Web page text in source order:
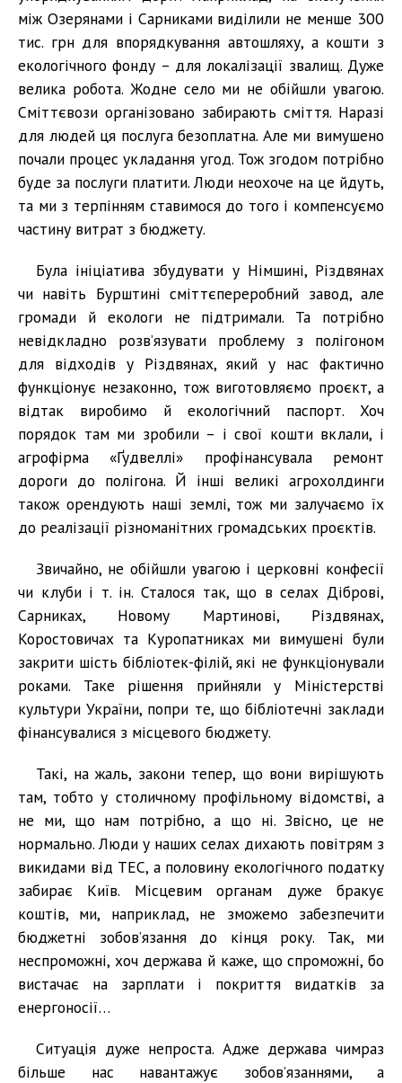
між Озерянами і Сарниками виділили не менше 300
тис. грн для впорядкування автошляху, а кошти з
екологічного фонду – для локалізації звалищ. Дуже
велика робота. Жодне село ми не обійшли увагою.
Сміттєвози організовано забирають сміття. Наразі
для людей ця послуга безоплатна. Але ми вимушено
почали процес укладання угод. Тож згодом потрібно
буде за послуги платити. Люди неохоче на це йдуть,
та ми з терпінням ставимося до того і компенсуємо
частину витрат з бюджету.
Була ініціатива збудувати у Німшині, Різдвянах
чи навіть Бурштині сміттєпереробний завод, але
громади й екологи не підтримали. Та потрібно
невідкладно розв’язувати проблему з полігоном
для відходів у Різдвянах, який у нас фактично
функціонує незаконно, тож виготовляємо проєкт, а
відтак виробимо й екологічний паспорт. Хоч
порядок там ми зробили – і свої кошти вклали, і
агрофірма «Ґудвеллі» профінансувала ремонт
дороги до полігона. Й інші великі агрохолдинги
також орендують наші землі, тож ми залучаємо їх
до реалізації різноманітних громадських проєктів.
Звичайно, не обійшли увагою і церковні конфесії
чи клуби і т. ін. Сталося так, що в селах Діброві,
Сарниках, Новому Мартинові, Різдвянах,
Коростовичах та Куропатниках ми вимушені були
закрити шість бібліотек-філій, які не функціонували
роками. Таке рішення прийняли у Міністерстві
культури України, попри те, що бібліотечні заклади
фінансувалися з місцевого бюджету.
Такі, на жаль, закони тепер, що вони вирішують
там, тобто у столичному профільному відомстві, а
не ми, що нам потрібно, а що ні. Звісно, це не
нормально. Люди у наших селах дихають повітрям з
викидами від ТЕС, а половину екологічного податку
забирає Київ. Місцевим органам дуже бракує
коштів, ми, наприклад, не зможемо забезпечити
бюджетні зобов’язання до кінця року. Так, ми
неспроможні, хоч держава й каже, що спроможні, бо
вистачає на зарплати і покриття видатків за
енергоносії…
Ситуація дуже непроста. Адже держава чимраз
більше нас навантажує зобов’язаннями, а